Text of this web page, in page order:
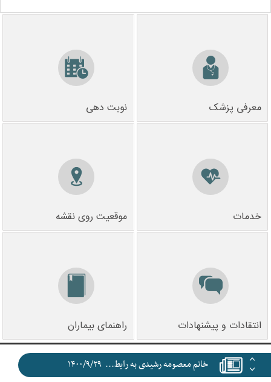
معرفی پزشک نوبت دهی
خدمات موقعیت روی نقشه
انتقادات و پیشنهادات راهنمای بیماران
خانم معصومه رشیدی به رایط... ۱۴۰۰/۹/۲۹